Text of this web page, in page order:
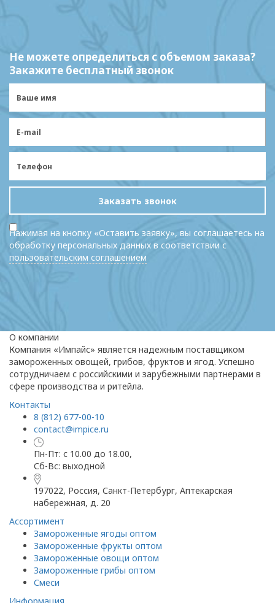
Не можете определиться с объемом заказа?
Закажите бесплатный звонок
Заказать звонок
Нажимая на кнопку «Оставить заявку», вы соглашаетесь на
обработку персональных данных в соответствии с
пользовательским соглашением
О компании
Компания «Импайс» является надежным поставщиком
замороженных овощей, грибов, фруктов и ягод. Успешно
сотрудничаем с российскими и зарубежными партнерами в
сфере производства и ритейла.
Контакты
8 (812) 677-00-10
contact@impice.ru
Пн-Пт: с 10.00 до 18.00,
Сб-Вс: выходной
197022, Россия, Санкт-Петербург, Аптекарская
набережная, д. 20
Ассортимент
Замороженные ягоды оптом
Замороженные фрукты оптом
Замороженные овощи оптом
Замороженные грибы оптом
Смеси